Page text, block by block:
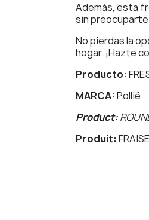
Además, esta
sin
No pierdas la
hogar. ¡Hazte
Producto:
MARCA:Pollié
Product:
Produit: